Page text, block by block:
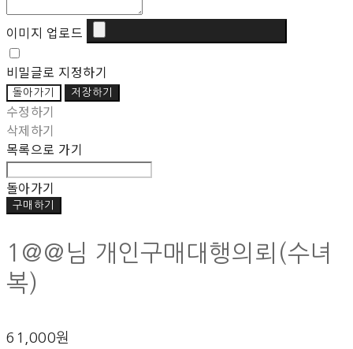
이미지 업로드
비밀글로 지정하기
돌아가기 저장하기
수정하기
삭제하기
목록으로 가기
돌아가기
구매하기
1@@님 개인구매대행의뢰(수녀
복)
61,000원